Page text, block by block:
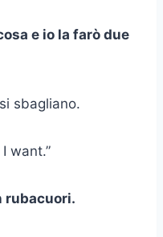
e io la farò due
sbagliano.
want.”
rubacuori.